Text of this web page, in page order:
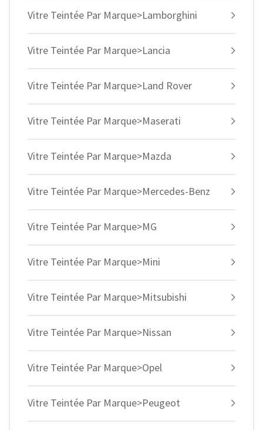
Vitre Teintée Par Marque>Lamborghini
Vitre Teintée Par Marque>Lancia
Vitre Teintée Par Marque>Land Rover
Vitre Teintée Par Marque>Maserati
Vitre Teintée Par Marque>Mazda
Vitre Teintée Par Marque>Mercedes-Benz
Vitre Teintée Par Marque>MG
Vitre Teintée Par Marque>Mini
Vitre Teintée Par Marque>Mitsubishi
Vitre Teintée Par Marque>Nissan
Vitre Teintée Par Marque>Opel
Vitre Teintée Par Marque>Peugeot